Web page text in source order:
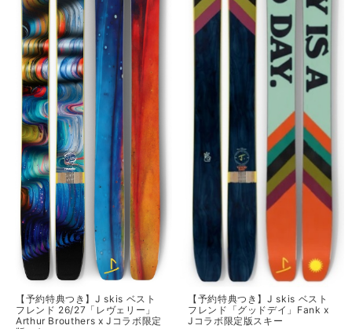
【予約特典つき】J skis ベスト
フレンド 26/27「レヴェリー」
Arthur Brouthers x Jコラボ限定
【予約特典つき】J skis ベスト
フレンド「グッドデイ」Fank x
Jコラボ限定版スキー